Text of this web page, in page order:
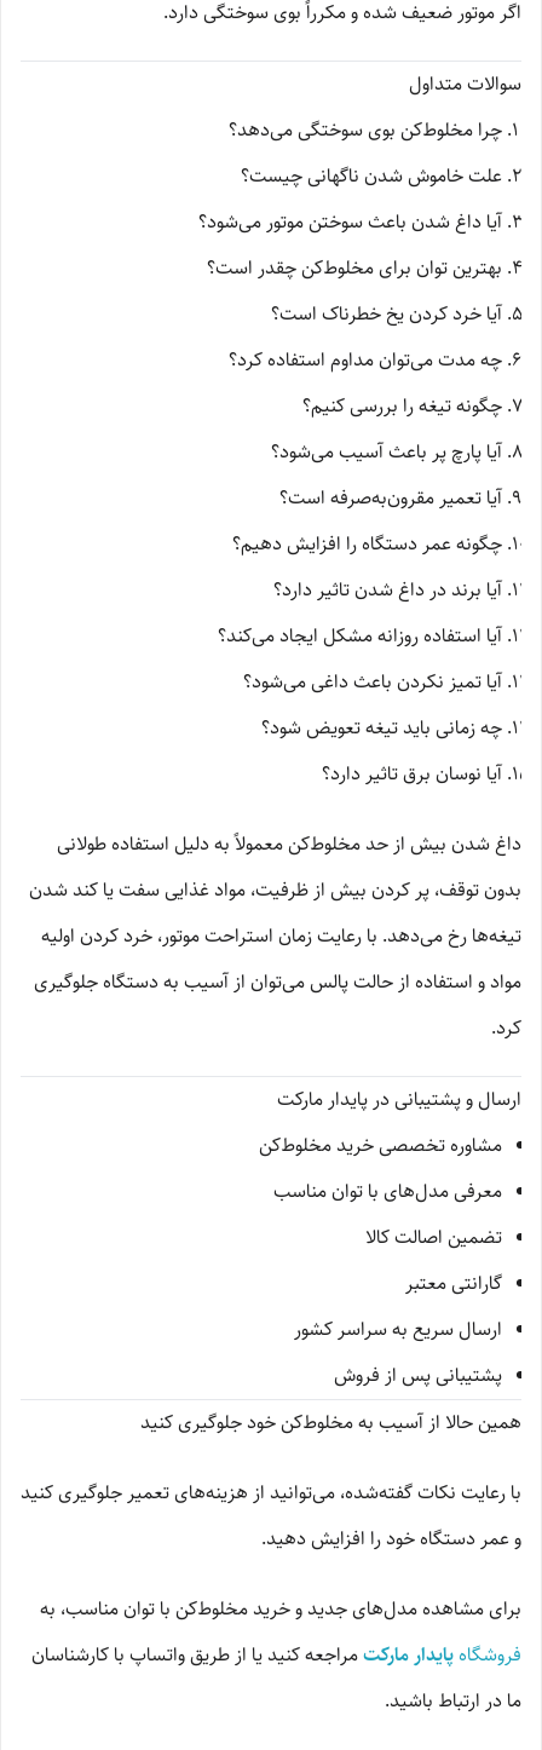
اگر موتور ضعیف شده و مکرراً بوی سوختگی دارد.
سوالات متداول
چرا مخلوط‌کن بوی سوختگی می‌دهد؟
علت خاموش شدن ناگهانی چیست؟
آیا داغ شدن باعث سوختن موتور می‌شود؟
بهترین توان برای مخلوط‌کن چقدر است؟
آیا خرد کردن یخ خطرناک است؟
چه مدت می‌توان مداوم استفاده کرد؟
چگونه تیغه را بررسی کنیم؟
آیا پارچ پر باعث آسیب می‌شود؟
آیا تعمیر مقرون‌به‌صرفه است؟
چگونه عمر دستگاه را افزایش دهیم؟
آیا برند در داغ شدن تاثیر دارد؟
آیا استفاده روزانه مشکل ایجاد می‌کند؟
آیا تمیز نکردن باعث داغی می‌شود؟
چه زمانی باید تیغه تعویض شود؟
آیا نوسان برق تاثیر دارد؟
داغ شدن بیش از حد مخلوط‌کن معمولاً به دلیل استفاده طولانی
بدون توقف، پر کردن بیش از ظرفیت، مواد غذایی سفت یا کند شدن
تیغه‌ها رخ می‌دهد. با رعایت زمان استراحت موتور، خرد کردن اولیه
مواد و استفاده از حالت پالس می‌توان از آسیب به دستگاه جلوگیری
کرد.
ارسال و پشتیبانی در پایدار مارکت
مشاوره تخصصی خرید مخلوط‌کن
معرفی مدل‌های با توان مناسب
تضمین اصالت کالا
گارانتی معتبر
ارسال سریع به سراسر کشور
پشتیبانی پس از فروش
همین حالا از آسیب به مخلوط‌کن خود جلوگیری کنید
با رعایت نکات گفته‌شده، می‌توانید از هزینه‌های تعمیر جلوگیری کنید
و عمر دستگاه خود را افزایش دهید.
برای مشاهده مدل‌های جدید و خرید مخلوط‌کن با توان مناسب، به
فروشگاهپایدار مارکتمراجعه کنید یا از طریق واتساپ با کارشناسان
ما در ارتباط باشید.